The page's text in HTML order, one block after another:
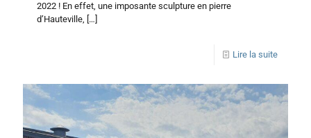
2022 ! En effet, une imposante sculpture en pierre
d’Hauteville, […]
Lire la suite